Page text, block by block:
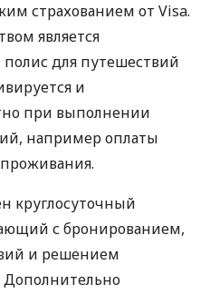
страхованием от Visa.
является
для путешествий
и
при выполнении
например оплаты
круглосуточный
с бронированием,
и решением
Дополнительно